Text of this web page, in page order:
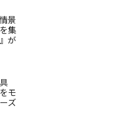
景
集
が
モ
ズ